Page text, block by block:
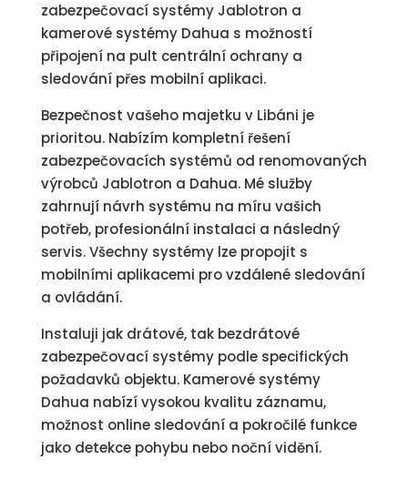
zabezpečovací systémy Jablotron a
kamerové systémy Dahua s možností
připojení na pult centrální ochrany a
sledování přes mobilní aplikaci.
Bezpečnost vašeho majetku v Libáni je
prioritou. Nabízím kompletní řešení
zabezpečovacích systémů od renomovaných
výrobců Jablotron a Dahua. Mé služby
zahrnují návrh systému na míru vašich
potřeb, profesionální instalaci a následný
servis. Všechny systémy lze propojit s
mobilními aplikacemi pro vzdálené sledování
a ovládání.
Instaluji jak drátové, tak bezdrátové
zabezpečovací systémy podle specifických
požadavků objektu. Kamerové systémy
Dahua nabízí vysokou kvalitu záznamu,
možnost online sledování a pokročilé funkce
jako detekce pohybu nebo noční vidění.